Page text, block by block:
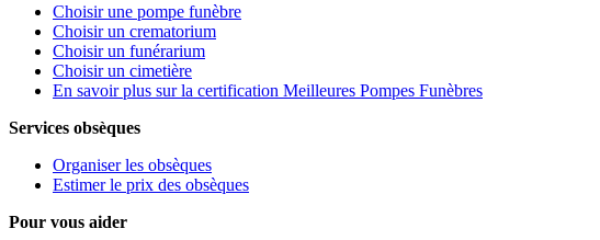
Choisir une pompe funèbre
Choisir un crematorium
Choisir un funérarium
Choisir un cimetière
En savoir plus sur la certification Meilleures Pompes Funèbres
Services obsèques
Organiser les obsèques
Estimer le prix des obsèques
Pour vous aider